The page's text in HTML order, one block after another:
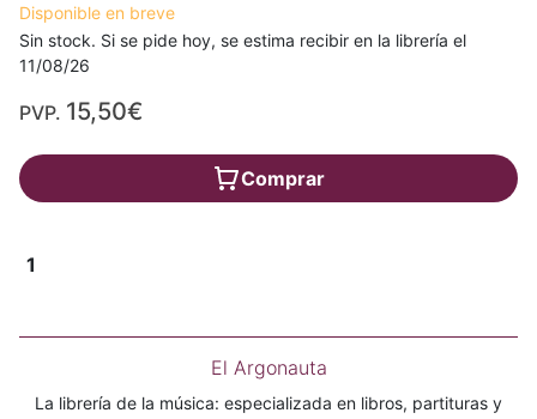
Disponible en breve
Sin stock. Si se pide hoy, se estima recibir en la librería el
11/08/26
PVP. 15,50€
Comprar
1
El Argonauta
La librería de la música: especializada en libros, partituras y